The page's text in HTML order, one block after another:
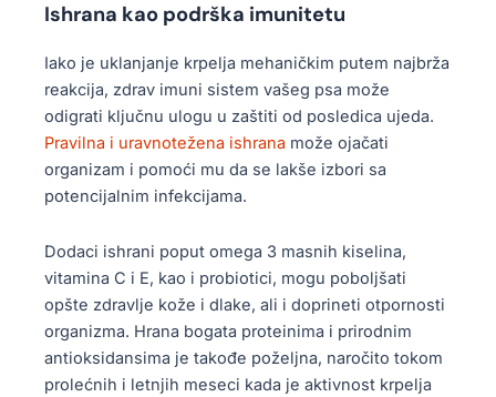
Ishrana kao podrška imunitetu
Iako je uklanjanje krpelja mehaničkim putem najbrža
reakcija, zdrav imuni sistem vašeg psa može
odigrati ključnu ulogu u zaštiti od posledica ujeda.
Pravilna i uravnotežena ishrana može ojačati
organizam i pomoći mu da se lakše izbori sa
potencijalnim infekcijama.
Dodaci ishrani poput omega 3 masnih kiselina,
vitamina C i E, kao i probiotici, mogu poboljšati
opšte zdravlje kože i dlake, ali i doprineti otpornosti
organizma. Hrana bogata proteinima i prirodnim
antioksidansima je takođe poželjna, naročito tokom
prolećnih i letnjih meseci kada je aktivnost krpelja